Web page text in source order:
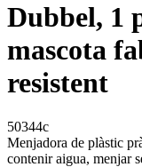
Dubbel, 1
mascota
resistent
50344c
Menjadora de plàstic
contenir aigua, menjar